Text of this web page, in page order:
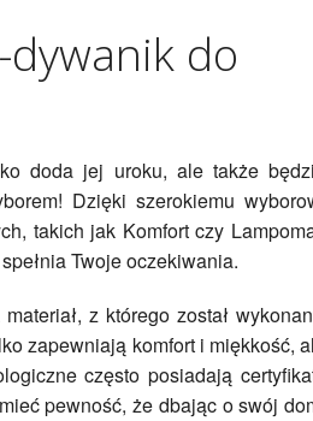
do
doda jej uroku, ale także
Dzięki szerokiemu
takich jak Komfort czy
Twoje oczekiwania.
z którego został
zapewniają komfort i miękkość,
często posiadają
pewność, że dbając o swój